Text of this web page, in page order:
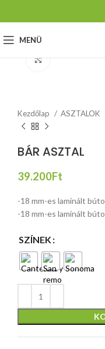
MENÜ
Kezdőlap ASZTALOK
BÁR ASZTAL
39.200Ft
-18 mm-es laminált
-18 mm-es laminált
SZÍNEK